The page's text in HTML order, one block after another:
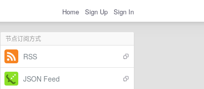
Home Sign Up Sign In
节点订阅方式
RSS
JSON Feed